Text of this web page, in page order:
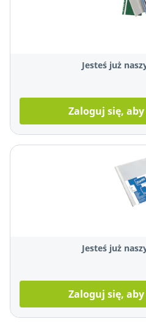
Jesteś już
Zaloguj się,
Jesteś już
Zaloguj się,